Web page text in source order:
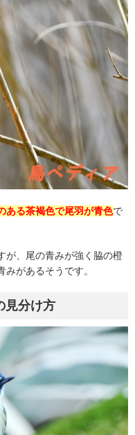
ある茶褐色で尾羽が青色で
が、尾の青みが強く脇の橙
があるそうです。
見分け方